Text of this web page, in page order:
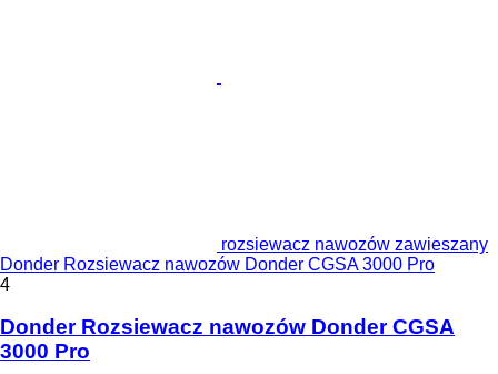
rozsiewacz nawozów zawieszany
Donder Rozsiewacz nawozów Donder CGSA 3000 Pro
4
Donder Rozsiewacz nawozów Donder CGSA
3000 Pro